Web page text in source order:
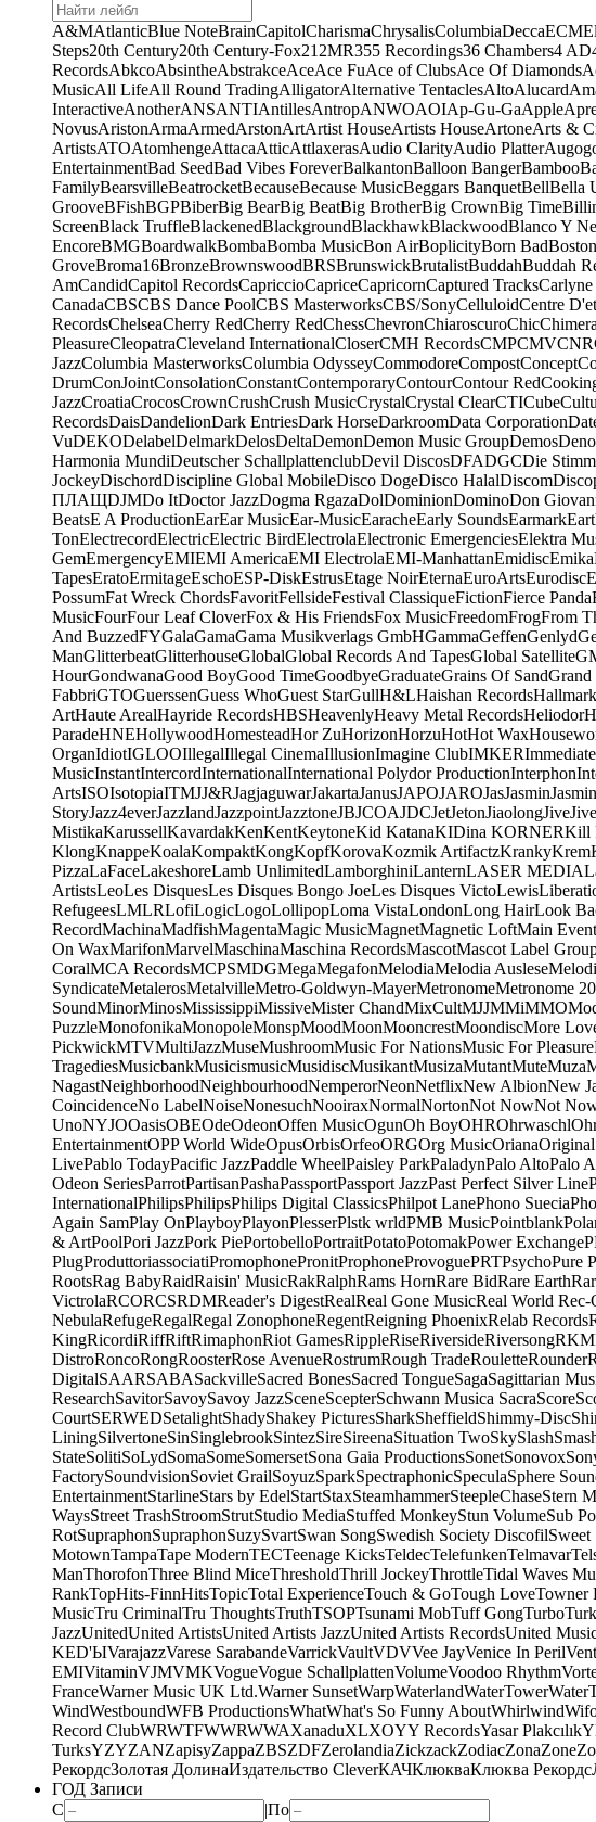
A&MAtlanticBlue NoteBrainCapitolCharismaChrysalisColumbiaDeccaECM
Steps20th Century20th Century-Fox21 2MR355 Recordings36 Chambers4 AD
RecordsAbkcoAbsintheAbstrakceAceAce FuAce of ClubsAce Of Diamonds
MusicAll LifeAll Round TradingAlligatorAlternative TentaclesAltoAlucard
InteractiveAnotherANSANTIAntillesAntropANWOAOIAp-Gu-GaApple
NovusAristonArmaArmedArstonArtArtist HouseArtists HouseArtoneArts &
ArtistsATOAtomhengeAttacaAtticAttlaxerasAudio ClarityAudio Platter
EntertainmentBad SeedBad Vibes ForeverBalkantonBalloon BangerBamboo
FamilyBearsvilleBeatrocketBecauseBecause MusicBeggars BanquetBellBella
GrooveBFishBGPBiberBig BearBig BeatBig BrotherBig CrownBig Time
ScreenBlack TruffleBlackenedBlackgroundBlackhawkBlackwoodBlanco Y
EncoreBMGBoardwalkBombaBomba MusicBon AirBoplicityBorn Bad
GroveBroma16BronzeBrownswoodBRSBrunswickBrutalistBuddahBuddah
AmCandidCapitol RecordsCapriccioCapriceCapricornCaptured Tracks
CanadaCBSCBS Dance PoolCBS MasterworksCBS/SonyCelluloidCentre
RecordsChelseaCherry RedCherry RedChessChevronChiaroscuroChic
PleasureCleopatraCleveland InternationalCloserCMH RecordsCMPCMVCNR
JazzColumbia MasterworksColumbia OdysseyCommodoreCompostConcept
DrumConJointConsolationConstantContemporaryContourContour Red
JazzCroatiaCrocosCrownCrushCrush MusicCrystalCrystal ClearCTICube
RecordsDaisDandelionDark EntriesDark HorseDarkroomData Corporation
VuDEKODelabelDelmarkDelosDeltaDemonDemon Music GroupDemos
Harmonia MundiDeutscher SchallplattenclubDevil DiscosDFADGCDie
JockeyDischordDiscipline Global MobileDisco DogeDisco HalalDiscom
ПЛАЩDJMDo ItDoctor JazzDogma RgazaDolDominionDominoDon
BeatsE A ProductionEarEar MusicEar-MusicEaracheEarly SoundsEarmark
TonElectrecordElectricElectric BirdElectrolaElectronic EmergenciesElektra
GemEmergencyEMIEMI AmericaEMI ElectrolaEMI-ManhattanEmidiscEmika
TapesEratoErmitageEschoESP-DiskEstrusEtage NoirEternaEuroArtsEurodisc
PossumFat Wreck ChordsFavoritFellsideFestival ClassiqueFictionFierce Panda
MusicFourFour Leaf CloverFox & His FriendsFox MusicFreedomFrogFrom
And BuzzedFYGalaGamaGama Musikverlags GmbHGammaGeffenGenlyd
ManGlitterbeatGlitterhouseGlobalGlobal Records And TapesGlobal Satellite
HourGondwanaGood BoyGood TimeGoodbyeGraduateGrains Of SandGrand
FabbriGTOGuerssenGuess WhoGuest StarGullH&LHaishan RecordsHallmark
ArtHaute ArealHayride RecordsHBSHeavenlyHeavy Metal RecordsHeliodor
ParadeHNEHollywoodHomesteadHor ZuHorizonHorzuHotHot Wax
OrganIdiotIGLOOIllegalIllegal CinemaIllusionImagine ClubIMKERImmediate
MusicInstantIntercordInternationalInternational Polydor ProductionInterphon
ArtsISOIsotopiaITMJJ&RJagjaguwarJakartaJanusJAPOJAROJasJasmin
StoryJazz4everJazzlandJazzpointJazztoneJBJCOAJDCJetJetonJiaolongJiveJive
MistikaKarussellKavardakKenKentKeytoneKid KatanaKIDina KORNERKill
KlongKnappeKoalaKompaktKongKopfKorovaKozmik ArtifactzKrankyKrem
PizzaLaFaceLakeshoreLamb UnlimitedLamborghiniLanternLASER MEDIA
ArtistsLeoLes DisquesLes Disques Bongo JoeLes Disques VictoLewis
RefugeesLMLRLofiLogicLogoLollipopLoma VistaLondonLong HairLook
RecordMachinaMadfishMagentaMagic MusicMagnetMagnetic LoftMain Event
On WaxMarifonMarvelMaschinaMaschina RecordsMascotMascot Label
CoralMCA RecordsMCPSMDGMegaMegafonMelodiaMelodia Auslese
SyndicateMetalerosMetalvilleMetro-Goldwyn-MayerMetronomeMetronome
SoundMinorMinosMississippiMissiveMister ChandMixCultMJJMMiMMO
PuzzleMonofonikaMonopoleMonspMoodMoonMooncrestMoondiscMore
PickwickMTVMultiJazzMuseMushroomMusic For NationsMusic For Pleasure
TragediesMusicbankMusicismusicMusidiscMusikantMusizaMutantMuteMuza
NagastNeighborhoodNeighbourhoodNemperorNeonNetflixNew AlbionNew
CoincidenceNo LabelNoiseNonesuchNooiraxNormalNortonNot NowNot
UnoNYJOOasisOBEOdeOdeonOffen MusicOgunOh BoyOHROhrwaschl
EntertainmentOPP World WideOpusOrbisOrfeoORGOrg MusicOrianaOriginal
LivePablo TodayPacific JazzPaddle WheelPaisley ParkPaladynPalo AltoPalo
Odeon SeriesParrotPartisanPashaPassportPassport JazzPast Perfect Silver Line
InternationalPhilipsPhilipsPhilips Digital ClassicsPhilpot LanePhono Suecia
Again SamPlay OnPlayboyPlayonPlesserPlstk wrldPMB MusicPointblank
& ArtPoolPori JazzPork PiePortobelloPortraitPotatoPotomakPower Exchange
PlugProduttoriassociatiPromophonePronitProphoneProvoguePRTPsychoPure
RootsRag BabyRaidRaisin' MusicRakRalphRams HornRare BidRare Earth
VictrolaRCORCSRDMReader's DigestRealReal Gone MusicReal World
NebulaRefugeRegalRegal ZonophoneRegentReigning PhoenixRelab Records
KingRicordiRiffRiftRimaphonRiot GamesRippleRiseRiversideRiversongRKM
DistroRoncoRongRoosterRose AvenueRostrumRough TradeRouletteRounder
DigitalSAARSABASackvilleSacred BonesSacred TongueSagaSagittarian
ResearchSavitorSavoySavoy JazzSceneScepterSchwann Musica SacraScore
CourtSERWEDSetalightShadyShakey PicturesSharkSheffieldShimmy-Disc
LiningSilvertoneSinSinglebrookSintezSireSireenaSituation TwoSkySlash
StateSolitiSoLydSomaSomeSomersetSona Gaia ProductionsSonetSonovox
FactorySoundvisionSoviet GrailSoyuzSparkSpectraphonicSpeculaSphere
EntertainmentStarlineStars by EdelStartStaxSteamhammerSteepleChaseStern
WaysStreet TrashStroomStrutStudio MediaStuffed MonkeyStun VolumeSub
RotSupraphonSupraphonSuzySvartSwan SongSwedish Society DiscofilSweet
MotownTampaTape ModernTECTeenage KicksTeldecTelefunkenTelmavar
ManThorofonThree Blind MiceThresholdThrill JockeyThrottleTidal Waves
RankTopHits-FinnHitsTopicTotal ExperienceTouch & GoTough LoveTowner
MusicTru CriminalTru ThoughtsTruthTSOPTsunami MobTuff GongTurbo
JazzUnitedUnited ArtistsUnited Artists JazzUnited Artists RecordsUnited
KED'ЫVarajazzVarese SarabandeVarrickVaultVDVVee JayVenice In Peril
EMIVitaminVJMVMKVogueVogue SchallplattenVolumeVoodoo Rhythm
FranceWarner Music UK Ltd.Warner SunsetWarpWaterlandWaterTower
WindWestboundWFB ProductionsWhatWhat's So Funny AboutWhirlwind
Record ClubWRWTFWWRWWAXanaduXLXOYY RecordsYasar Plakcılık
TurksYZYZANZapisyZappaZBSZDFZerolandiaZickzackZodiacZonaZone
РекордсЗолотая ДолинаИздательство CleverКАЧКлюкваКлюква Рекордс
ГОД Записи
С
|По